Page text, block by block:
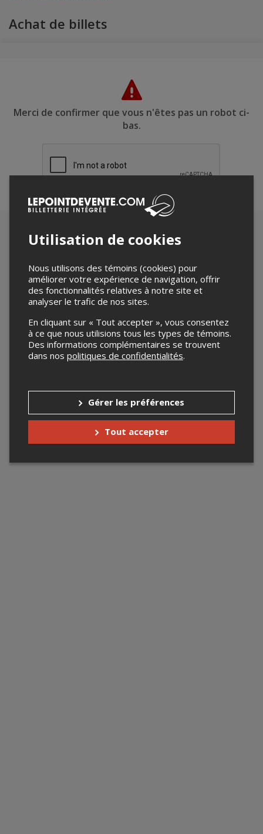
Achat de billets
Merci de confirmer que vous n'êtes pas un robot ci-
bas.
Utilisation de cookies
Nous utilisons des témoins (cookies) pour
améliorer votre expérience de navigation, offrir
des fonctionnalités relatives à notre site et
analyser le trafic de nos sites.
En cliquant sur « Tout accepter », vous consentez
à ce que nous utilisions tous les types de témoins.
Des informations complémentaires se trouvent
dans nos politiques de confidentialités.
Gérer les préférences
Tout accepter